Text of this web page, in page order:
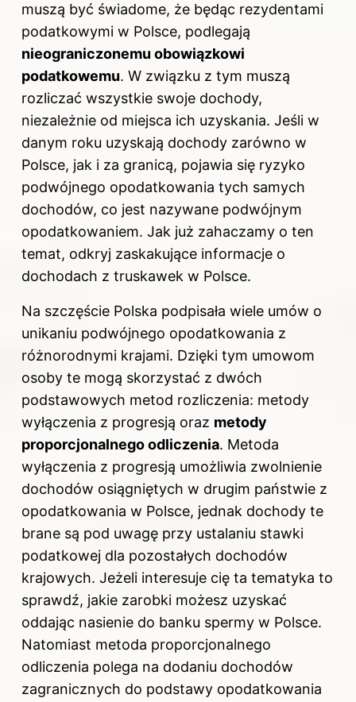
muszą być świadome, że będąc rezydentami
podatkowymi w Polsce, podlegają
nieograniczonemu obowiązkowi
podatkowemu. W związku z tym muszą
rozliczać wszystkie swoje dochody,
niezależnie od miejsca ich uzyskania. Jeśli w
danym roku uzyskają dochody zarówno w
Polsce, jak i za granicą, pojawia się ryzyko
podwójnego opodatkowania tych samych
dochodów, co jest nazywane podwójnym
opodatkowaniem. Jak już zahaczamy o ten
temat, odkryj zaskakujące informacje o
dochodach z truskawek w Polsce.
Na szczęście Polska podpisała wiele umów o
unikaniu podwójnego opodatkowania z
różnorodnymi krajami. Dzięki tym umowom
osoby te mogą skorzystać z dwóch
podstawowych metod rozliczenia: metody
wyłączenia z progresją oraz metody
proporcjonalnego odliczenia. Metoda
wyłączenia z progresją umożliwia zwolnienie
dochodów osiągniętych w drugim państwie z
opodatkowania w Polsce, jednak dochody te
brane są pod uwagę przy ustalaniu stawki
podatkowej dla pozostałych dochodów
krajowych. Jeżeli interesuje cię ta tematyka to
sprawdź, jakie zarobki możesz uzyskać
oddając nasienie do banku spermy w Polsce.
Natomiast metoda proporcjonalnego
odliczenia polega na dodaniu dochodów
zagranicznych do podstawy opodatkowania